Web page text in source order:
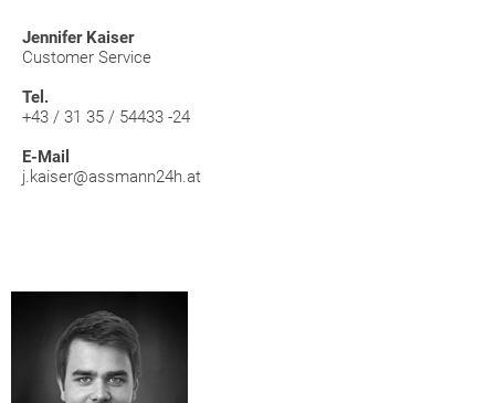
Jennifer Kaiser
Customer Service
Tel.
+43 / 31 35 / 54433 -24
E-Mail
j.kaiser@assmann24h.at